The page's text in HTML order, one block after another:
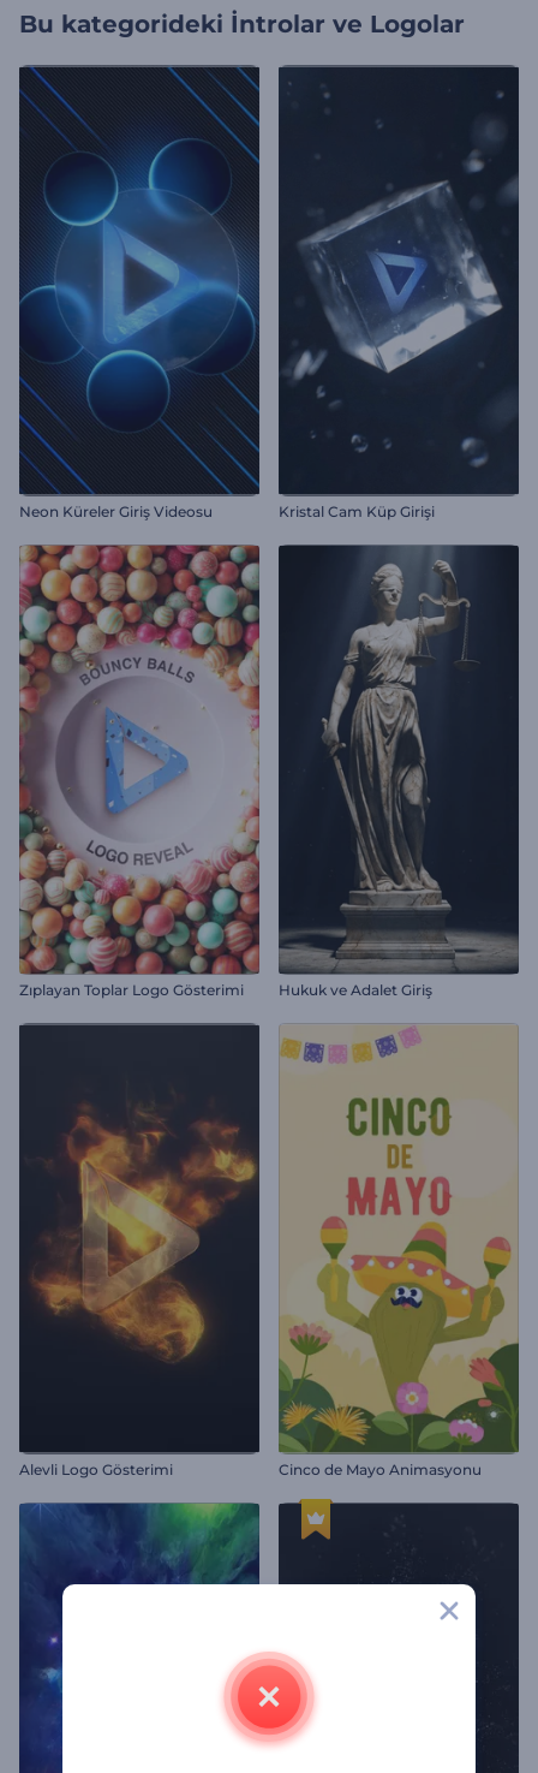
Bu kategorideki İntrolar ve Logolar
Neon Küreler Giriş Videosu Kristal Cam Küp Girişi
Zıplayan Toplar Logo Gösterimi Hukuk ve Adalet Giriş
Alevli Logo Gösterimi Cinco de Mayo Animasyonu